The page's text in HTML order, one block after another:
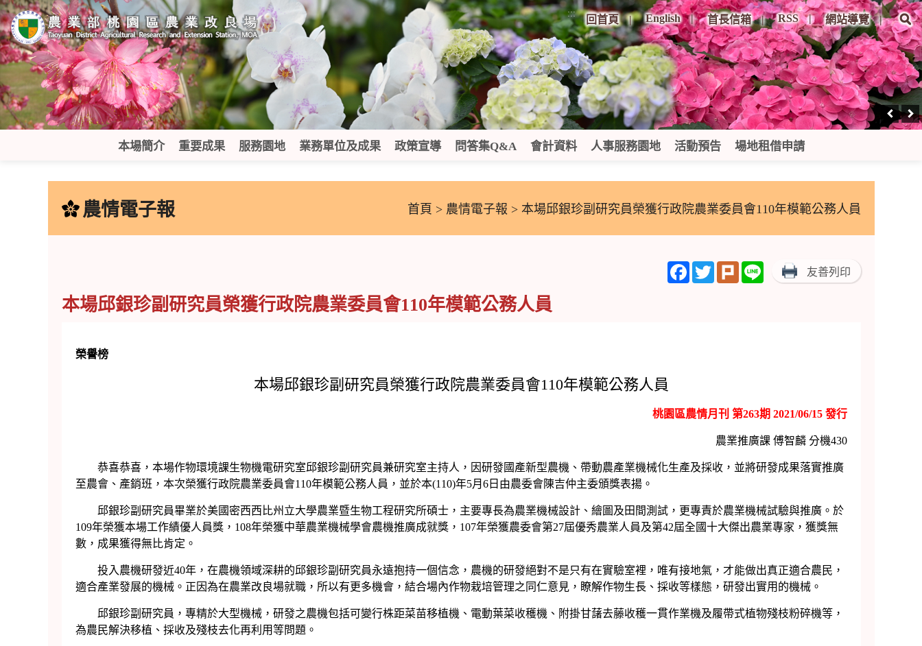
跳
到
主
要
內
容
區
塊
:::
回首頁 English 首長信箱 RSS 網站導覽
本場簡介 重要成果 服務園地 業務單位及成果 政策宣導 問答集Q&A 會計資料 人事服務園地 活動預告 場地租借申請
農情電子報 首頁 > 農情電子報 > 本場邱銀珍副研究員榮獲行政院農業委員會110年模範公務人員
Facebook
TwitterPlurk Line 友善列印
本場邱銀珍副研究員榮獲行政院農業委員會110年模範公務人員
榮譽榜
本場邱銀珍副研究員榮獲行政院農業委員會110年模範公務人員
桃園區農情月刊 第263期 2021/06/15 發行
農業推廣課 傅智麟 分機430
恭喜恭喜，本場作物環境課生物機電研究室邱銀珍副研究員兼研究室主持人，因研發國產新型農機、帶動農產業機械化生產及採收，並將研發成果落實推廣
至農會、產銷班，本次榮獲行政院農業委員會110年模範公務人員，並於本(110)年5月6日由農委會陳吉仲主委頒獎表揚。
邱銀珍副研究員畢業於美國密西西比州立大學農業暨生物工程研究所碩士，主要專長為農業機械設計、繪圖及田間測試，更專責於農業機械試驗與推廣。於
109年榮獲本場工作績優人員獎，108年榮獲中華農業機械學會農機推廣成就獎，107年榮獲農委會第27屆優秀農業人員及第42屆全國十大傑出農業專家，獲獎無
數，成果獲得無比肯定。
投入農機研發近40年，在農機領域深耕的邱銀珍副研究員永遠抱持一個信念，農機的研發絕對不是只有在實驗室裡，唯有接地氣，才能做出真正適合農民，
適合產業發展的機械。正因為在農業改良場就職，所以有更多機會，結合場內作物栽培管理之同仁意見，瞭解作物生長、採收等樣態，研發出實用的機械。
邱銀珍副研究員，專精於大型機械，研發之農機包括可變行株距菜苗移植機、電動葉菜收穫機、附掛甘藷去藤收穫一貫作業機及履帶式植物殘枝粉碎機等，
為農民解決移植、採收及殘枝去化再利用等問題。